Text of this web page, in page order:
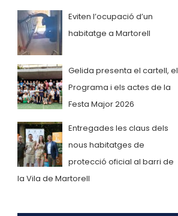
Eviten l’ocupació d’un
habitatge a Martorell
Gelida presenta el cartell, el
Programa i els actes de la
Festa Major 2026
Entregades les claus dels
nous habitatges de
protecció oficial al barri de
la Vila de Martorell